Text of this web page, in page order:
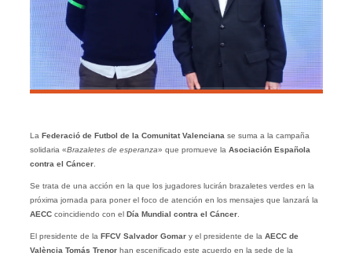
La Federació de Futbol de la Comunitat Valenciana se suma a la campaña
solidaria «Brazaletes de esperanza» que promueve la Asociación Española
contra el Cáncer.
Se trata de una acción en la que los jugadores lucirán brazaletes verdes en la
próxima jornada para poner el foco de atención en los mensajes que lanzará la
AECCcoincidiendo con el Día Mundial contra el Cáncer.
El presidente de la FFCV Salvador Gomar y el presidente de la AECC de
València Tomás Trenorhan escenificado este acuerdo en la sede de la